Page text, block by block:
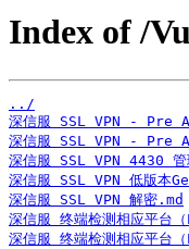
Index of /
../
深信服 SSL VPN - Pre
深信服 SSL VPN - Pre
深信服 SSL VPN 4430
深信服 SSL VPN 低版本
深信服 SSL VPN 解密.md
深信服 终端检测相应平台
深信服 终端检测相应平台